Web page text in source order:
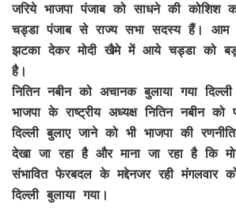
जरिये भाजपा पंजाब को साधने की कोशिश
चड्डा पंजाब से राज्य सभा सदस्य हैं। आम
झटका देकर मोदी खैमे में आये चड्डा को
है।
नितिन नबीन को अचानक बुलाया गया दिल्ली
भाजपा के राष्ट्रीय अध्यक्ष नितिन नबीन
दिल्ली बुलाए जाने को भी भाजपा की
देखा जा रहा है और माना जा रहा है कि
संभावित फेरबदल के मद्देनजर रही मंगलवार
दिल्ली बुलाया गया।